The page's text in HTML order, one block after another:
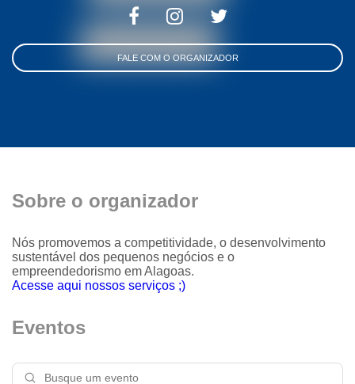
FALE COM O ORGANIZADOR
Sobre o organizador
Nós promovemos a competitividade, o desenvolvimento
sustentável dos pequenos negócios e o
empreendedorismo em Alagoas.
Acesse aqui nossos serviços ;)
Eventos